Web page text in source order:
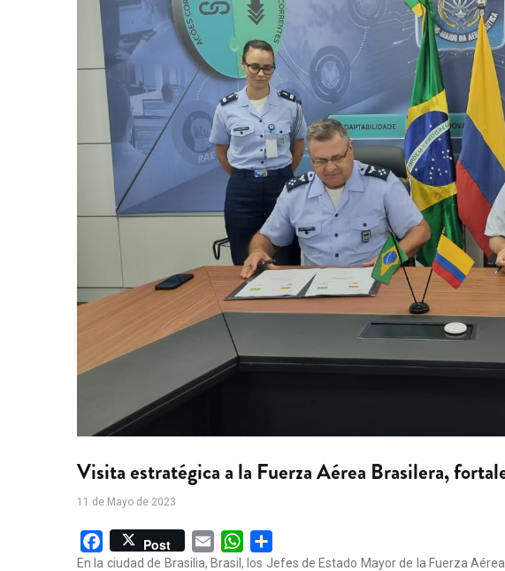
Visita estratégica a la Fuerza Aérea Brasilera,
11 de Mayo de 2023
Facebook
Post Email WhatsApp
En la ciudad de Brasilia, Brasil , los Jefes de Estado Mayor de la Fuerza Aérea